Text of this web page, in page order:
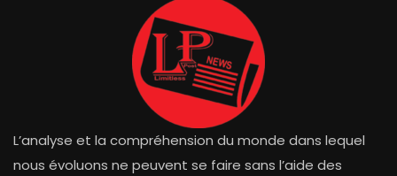
L’analyse et la compréhension du monde dans lequel
nous évoluons ne peuvent se faire sans l’aide des